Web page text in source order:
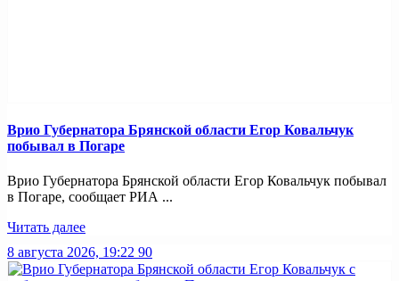
Врио Губернатора Брянской области Егор Ковальчук
побывал в Погаре
Врио Губернатора Брянской области Егор Ковальчук побывал
в Погаре, сообщает РИА ...
Читать далее
8 августа 2026, 19:22 90